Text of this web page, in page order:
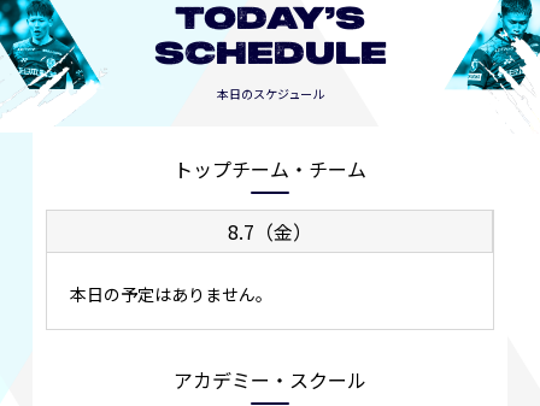
TODAY’S
SCHEDULE
本日のスケジュール
トップチーム・チーム
8.7（金）
本日の予定はありません。
アカデミー・スクール